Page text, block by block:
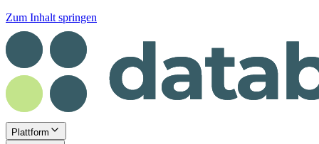
Zum Inhalt springen
Plattform